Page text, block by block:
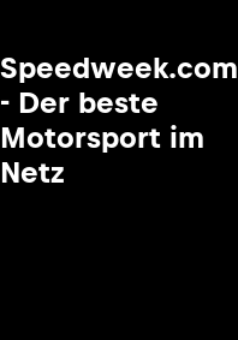
Speedweek.com
- Der beste
Motorsport im
Netz